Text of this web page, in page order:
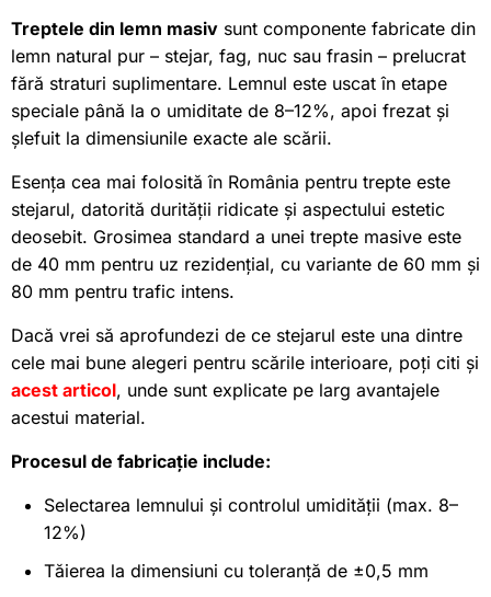
Treptele din lemn masiv sunt componente fabricate din
lemn natural pur – stejar, fag, nuc sau frasin – prelucrat
fără straturi suplimentare. Lemnul este uscat în etape
speciale până la o umiditate de 8–12%, apoi frezat și
șlefuit la dimensiunile exacte ale scării.
Esența cea mai folosită în România pentru trepte este
stejarul, datorită durității ridicate și aspectului estetic
deosebit. Grosimea standard a unei trepte masive este
de 40 mm pentru uz rezidențial, cu variante de 60 mm și
80 mm pentru trafic intens.
Dacă vrei să aprofundezi de ce stejarul este una dintre
cele mai bune alegeri pentru scările interioare, poți citi și
acest articol, unde sunt explicate pe larg avantajele
acestui material.
Procesul de fabricație include:
Selectarea lemnului și controlul umidității (max. 8–
12%)
Tăierea la dimensiuni cu toleranță de ±0,5 mm